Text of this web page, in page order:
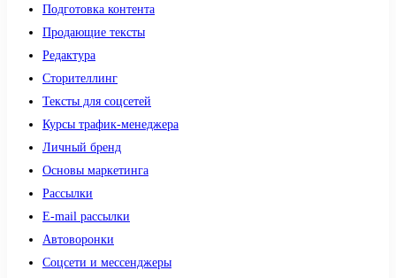
Подготовка контента
Продающие тексты
Редактура
Сторителлинг
Тексты для соцсетей
Курсы трафик-менеджера
Личный бренд
Основы маркетинга
Рассылки
E-mail рассылки
Автоворонки
Соцсети и мессенджеры